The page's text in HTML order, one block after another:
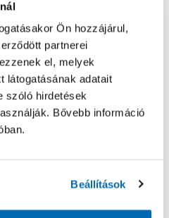
Ön hozzájárul,
partnerei
el, melyek
látogatásának adatait
szóló hirdetések
Bővebb információ
Beállítások